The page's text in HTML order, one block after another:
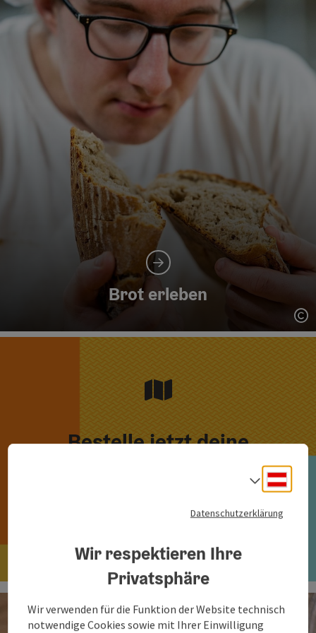
Brot erleben
Bestelle jetzt deine
kostenlosen Broschüren!
Datenschutzerklärung
Wir respektieren Ihre
Privatsphäre
Wir verwenden für die Funktion der Website technisch
notwendige Cookies sowie mit Ihrer Einwilligung